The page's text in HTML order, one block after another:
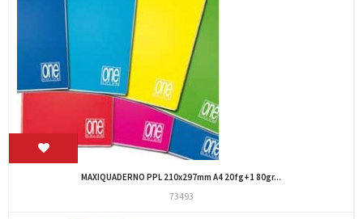
MAXIQUADERNO PPL 210x297mm A4 20fg+1 80gr...
73493